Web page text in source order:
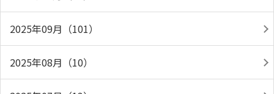
2025年09月（101）
2025年08月（10）